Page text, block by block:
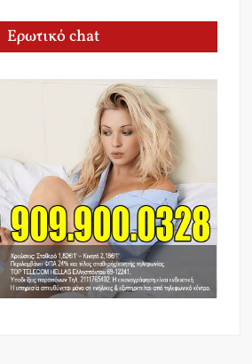
Ερωτικό chat